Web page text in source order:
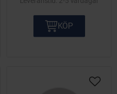
KÖP
till i önskelista Lägg